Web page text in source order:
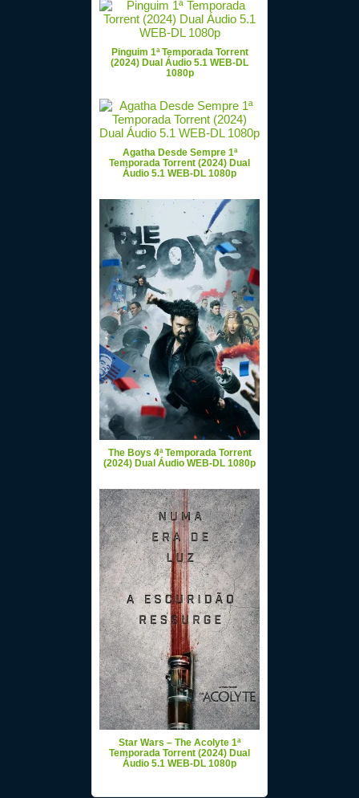
Pinguim 1ª Temporada Torrent
(2024) Dual Áudio 5.1 WEB-DL
1080p
Agatha Desde Sempre 1ª
Temporada Torrent (2024) Dual
Áudio 5.1 WEB-DL 1080p
The Boys 4ª Temporada Torrent
(2024) Dual Áudio WEB-DL 1080p
Star Wars – The Acolyte 1ª
Temporada Torrent (2024) Dual
Áudio 5.1 WEB-DL 1080p